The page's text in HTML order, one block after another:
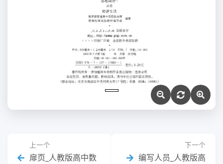
上一个
扉页_人教版高中数
下一个
编写人员_人教版高